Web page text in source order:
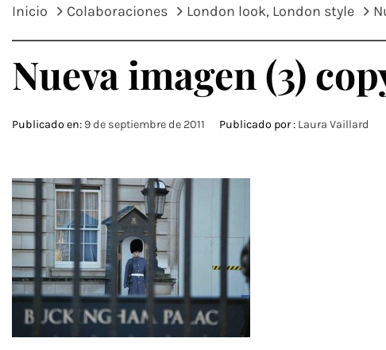
Inicio Colaboraciones London look, London style
Nueva imagen (3)
Publicado en: 9 de septiembre de 2011 Publicado por : Laura Vaillard